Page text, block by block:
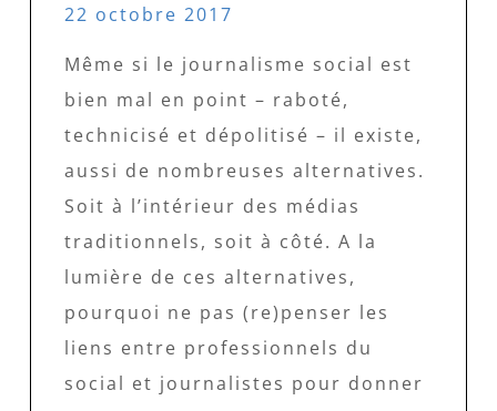
22 octobre 2017
Même si le journalisme social est
bien mal en point – raboté,
technicisé et dépolitisé – il existe,
aussi de nombreuses alternatives.
Soit à l’intérieur des médias
traditionnels, soit à côté. A la
lumière de ces alternatives,
pourquoi ne pas (re)penser les
liens entre professionnels du
social et journalistes pour donner